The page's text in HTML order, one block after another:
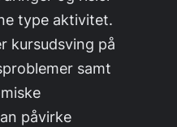
type aktivitet.
kursudsving på
samt
påvirke